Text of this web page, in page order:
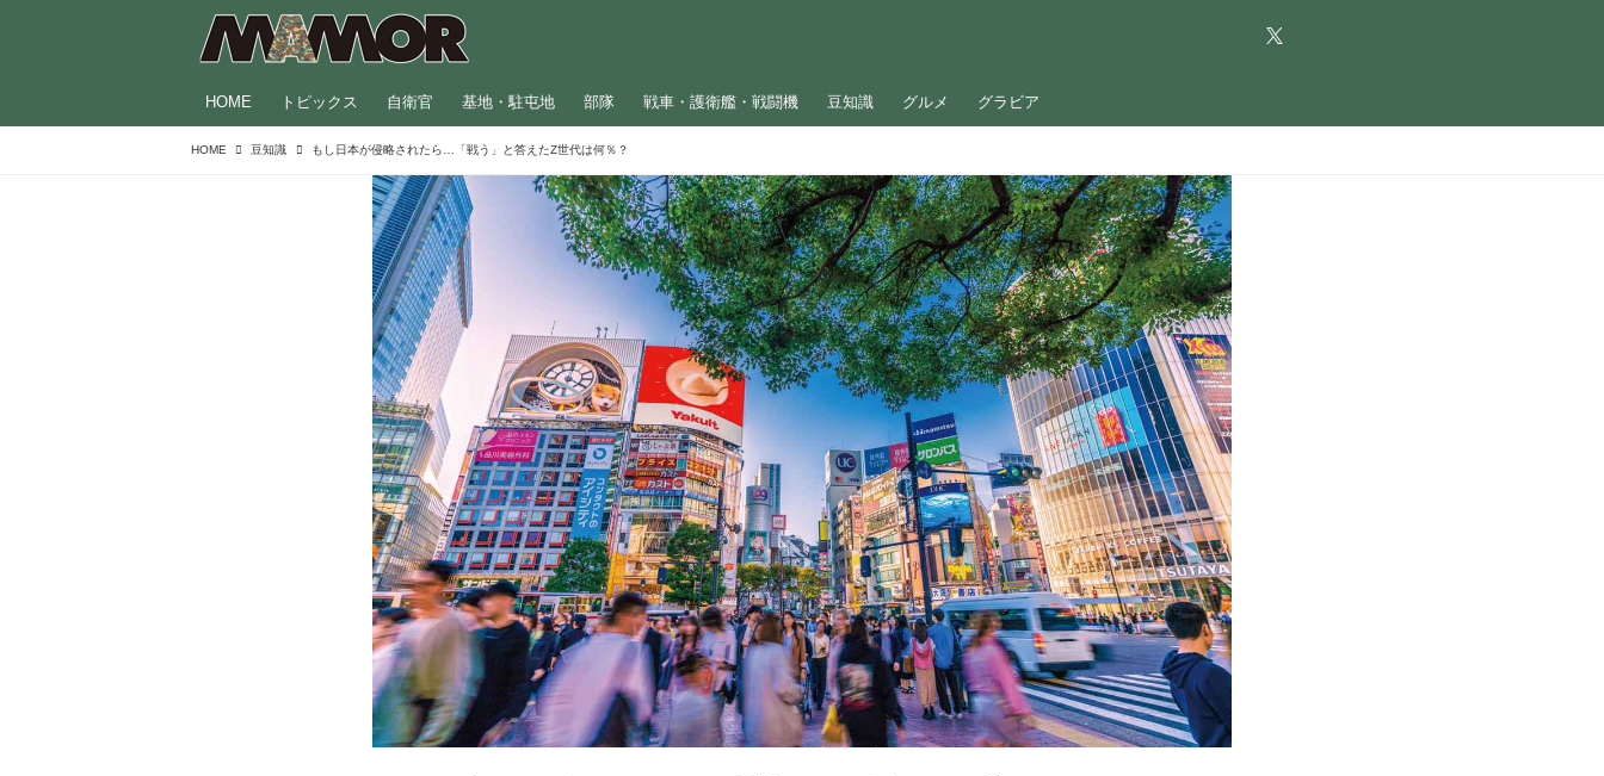
HOME トピックス 自衛官 基地・駐屯地 部隊 戦車・護衛艦・戦闘機 豆知識 グルメ グラビア
HOME 豆知識 もし日本が侵略されたら…「戦う」と答えたZ世代は何％？